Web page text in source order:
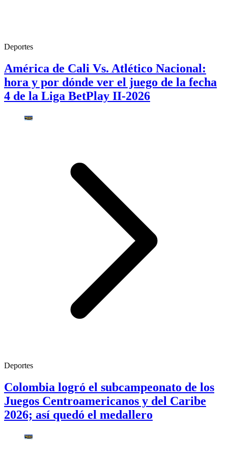
Deportes
América de Cali Vs. Atlético Nacional:
hora y por dónde ver el juego de la fecha
4 de la Liga BetPlay II-2026
Deportes
Colombia logró el subcampeonato de los
Juegos Centroamericanos y del Caribe
2026; así quedó el medallero